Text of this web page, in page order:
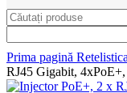
Prima pagină Retelistica
RJ45 Gigabit,